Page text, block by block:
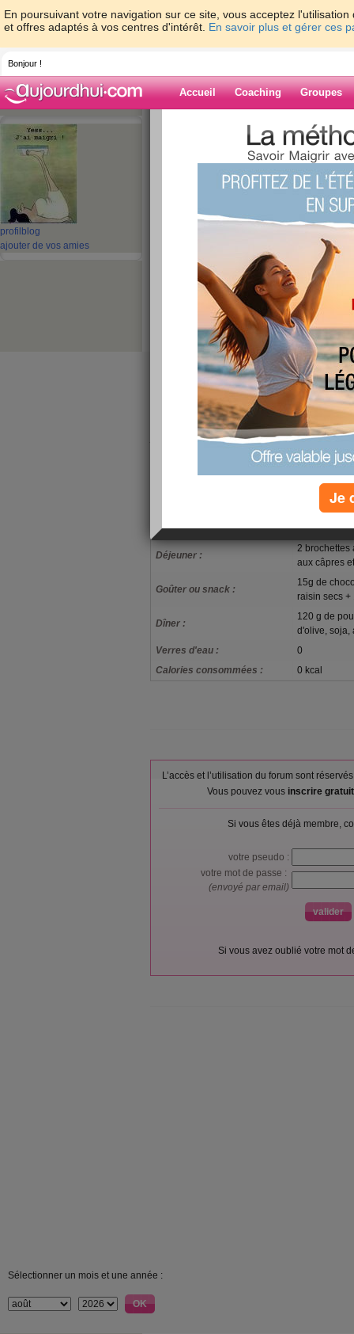
En poursuivant votre navigation sur ce site, vous acceptez
et offres adaptés à vos centres d'intérêt. En savoir plus et gérer ces
Bonjour !
Accueil Coaching Groupes
profil blog
ajouter de vos amies
> > 2ème
Blog de gladdys
2ème journée de
Ce matin j'avais faim et j'ai laissé le gouda
pêchu... pas évident quand même !!! pour être
pourquoi quand je suis au régime je ne pense
11h30 j'y pensais ! A midi, contre toute attente
prévu... et là, c'est 16h30 et j'ai faim... dans
mais je vais voir comment mon ventre me
marinade... celui-là de repas, j'aimerai qu'il
frustration. J'ai résisté aux bonbons.
ce sera ma 2ème journée réussie... et hier
tête de mule (étonnant !!!) : je ne voulais pas
jour... mais c'était une soirée style kermesse
saucisses-merguez et coucous... j'ai mangé à
mon jambon... jamais ça n'a été aussi bon !!!
90g de
d'olives et
Déjeuner :
2 brochettes
aux câpres
Goûter ou snack :
15g de
raisin secs
Dîner :
120 g de
d'olive, soja,
Verres d'eau :
0
Calories consommées :
0 kcal
L’accès et l’utilisation du forum sont
Vous pouvez vous inscrire
Si vous êtes déjà membre,
votre pseudo :
votre mot de passe :
(envoyé par email)
Si vous avez oublié votre mot
Sélectionner un mois et une année :
Je